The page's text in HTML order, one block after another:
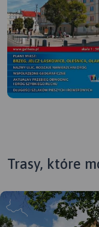
Trasy, które